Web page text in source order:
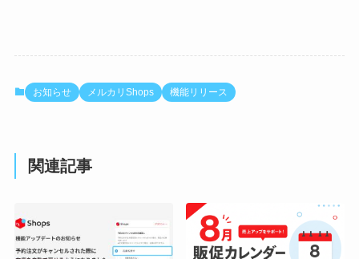
お知らせ メルカリShops 機能リリース
関連記事